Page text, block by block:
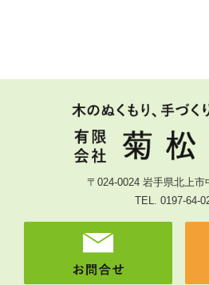
〒024-0024 岩手県北上市
TEL. 0197-64-